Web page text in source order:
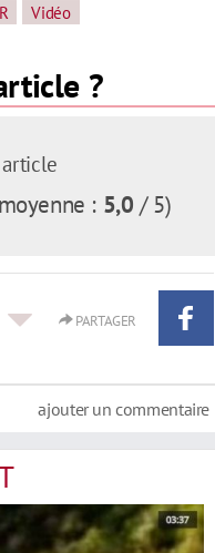
Vidéo
?
: 5,0 / 5)
PARTAGER
ajouter un commentaire